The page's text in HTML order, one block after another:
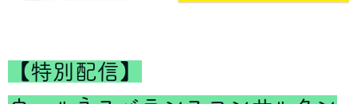
【特別配信】